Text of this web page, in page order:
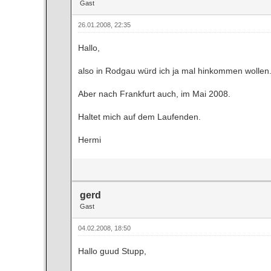
Gast
26.01.2008, 22:35
Hallo,
also in Rodgau würd ich ja mal hinkommen wollen.
Aber nach Frankfurt auch, im Mai 2008.
Haltet mich auf dem Laufenden.
Hermi
gerd
Gast
04.02.2008, 18:50
Hallo guud Stupp,